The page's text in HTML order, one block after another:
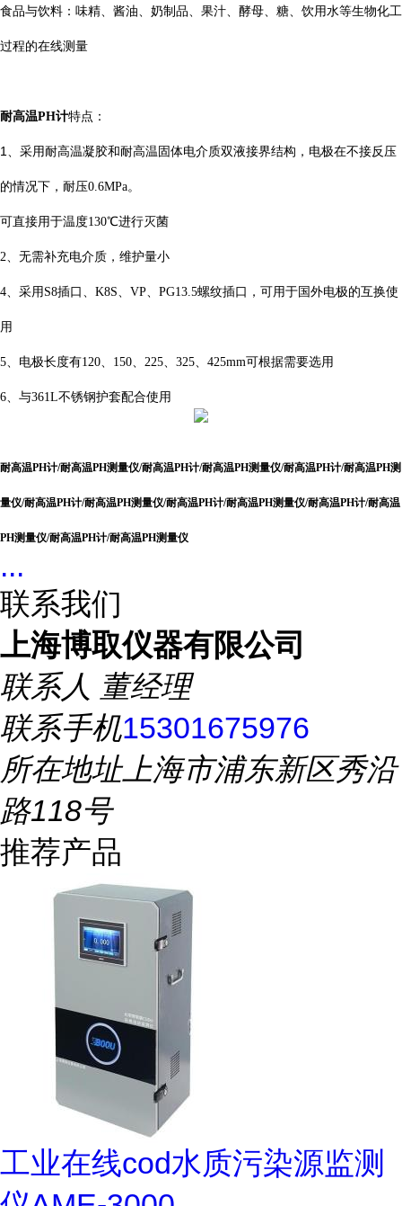
食品与饮料：味精、酱油、奶制品、果汁、酵母、糖、饮用水等生物化工
过程的在线测量
耐高温PH计特点：
1、 采用 耐高温凝胶和耐高温 固体电介质双液接界结构 ， 电极在不接反压
的情况下，耐压0.6MPa。
可直接用于温度130℃进行灭菌
2、无需补充电介质，维护量小
4、采用 S8插口 、 K8S、 VP、 PG13.5螺纹插口，可用于国外电极的互换使
用
5、电极长度有120、 150、 225、 325、 425mm可根据需要选用
6、与361L不锈钢护套配合使用
耐高温PH计/耐高温PH测量仪/耐高温PH计/耐高温PH测量仪/耐高温PH计/耐高温PH测
量仪/耐高温PH计/耐高温PH测量仪/耐高温PH计/耐高温PH测量仪/耐高温PH计/耐高温
PH测量仪/耐高温PH计/耐高温PH测量仪
...
联系我们
上海博取仪器有限公司
联系人 董经理
联系手机15301675976
所在地址上海市浦东新区秀沿
路118号
推荐产品
工业在线cod水质污染源监测